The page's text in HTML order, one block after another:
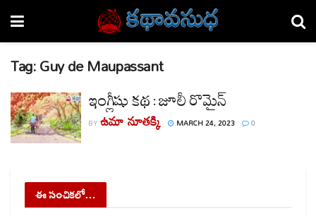
Tag:Guy de Maupassant
ఇంగ్లీషు కథ : జూలీ రొమైన్
BY ఉమా నూతక్కి MARCH 24, 2023 0
ఈ సంచికలో…